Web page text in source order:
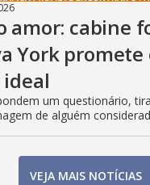
amor: cabine
York
um questionário,
de alguém
VEJA MAIS NOTÍCIAS